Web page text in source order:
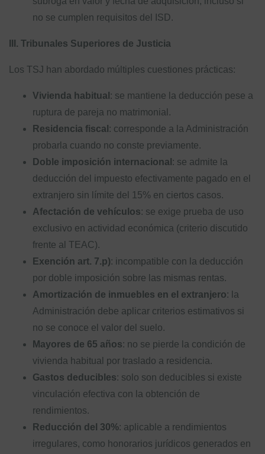
no se cumplen requisitos del ISD.
III. Tribunales Superiores de Justicia
Los TSJ han abordado múltiples cuestiones prácticas:
Vivienda habitual : se mantiene la deducción pese a
ruptura de pareja no matrimonial.
Residencia fiscal : corresponde a la Administración
probarla cuando no conste previamente.
Doble imposición internacional : se admite la
deducción del impuesto efectivamente pagado en el
extranjero sin límite del 15% en ciertos casos.
Afectación de vehículos: se exige prueba de uso
exclusivo en actividad económica (criterio discutido
frente al TEAC).
Exención art. 7.p): incompatible con la deducción
por doble imposición sobre las mismas rentas.
Amortización de inmuebles en el extranjero: la
Administración debe aplicar criterios estimativos si
no se conoce el valor del suelo.
Mayores de 65 años: no se pierde la condición de
vivienda habitual por traslado a residencia.
Gastos deducibles: solo son deducibles si existe
vinculación efectiva con la obtención de
rendimientos.
Reducción del 30%: aplicable a rendimientos
irregulares, como honorarios jurídicos generados en